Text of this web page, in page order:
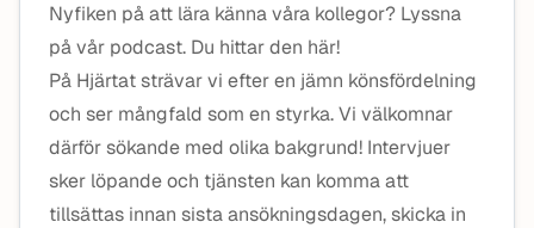
Nyfiken på att lära känna våra kollegor? Lyssna
på vår podcast. Du hittar den här!
På Hjärtat strävar vi efter en jämn könsfördelning
och ser mångfald som en styrka. Vi välkomnar
därför sökande med olika bakgrund! Intervjuer
sker löpande och tjänsten kan komma att
tillsättas innan sista ansökningsdagen, skicka in